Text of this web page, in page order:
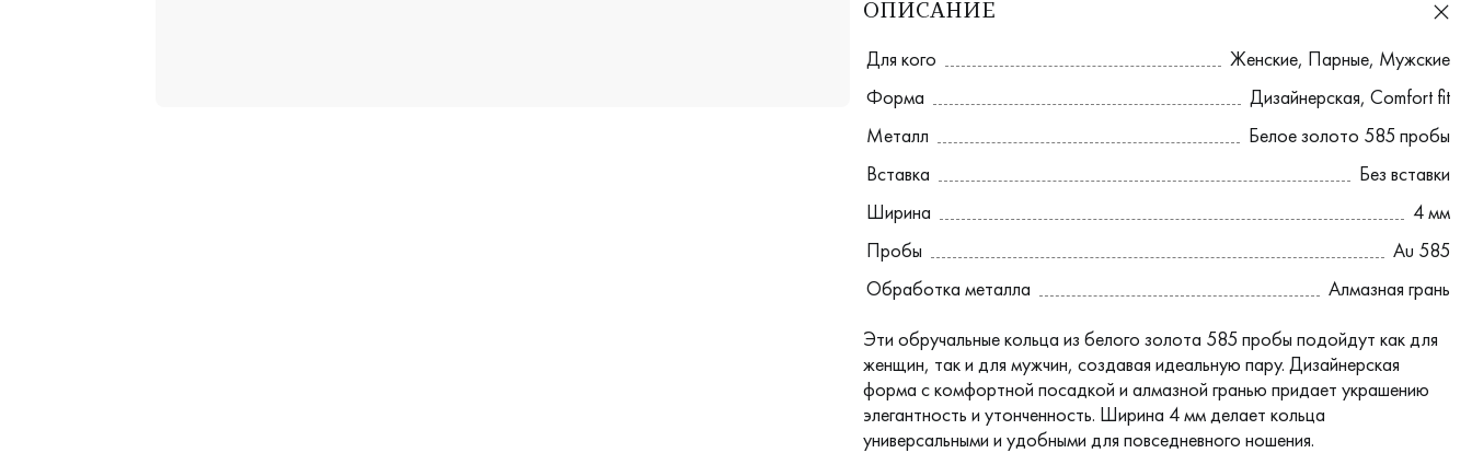
ОПИСАНИЕ
Для кого Женские, Парные, Мужские
Форма
Дизайнерская,Comfort fit
Металл
Белое золото 585 пробы
Вставка
Без вставки
Ширина
4 мм
Пробы
Au 585
Обработка металла
Алмазная грань
Эти обручальные кольца из белого золота 585 пробы подойдут как для
женщин, так и для мужчин, создавая идеальную пару. Дизайнерская
форма с комфортной посадкой и алмазной гранью придает украшению
элегантность и утонченность. Ширина 4 мм делает кольца
универсальными и удобными для повседневного ношения.